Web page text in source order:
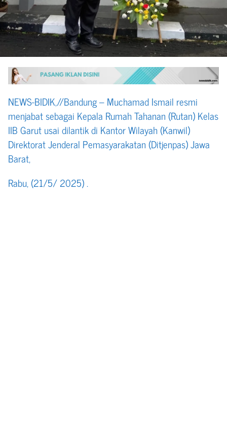
NEWS-BIDIK,//Bandung – Muchamad Ismail resmi
menjabat sebagai Kepala Rumah Tahanan (Rutan) Kelas
IIB Garut usai dilantik di Kantor Wilayah (Kanwil)
Direktorat Jenderal Pemasyarakatan (Ditjenpas) Jawa
Barat,
Rabu, (21/5/ 2025) .